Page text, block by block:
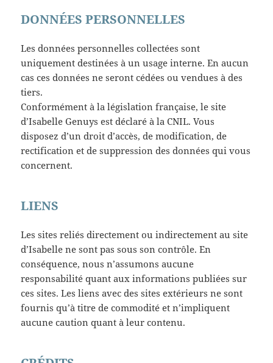
DONNÉES PERSONNELLES
Les données personnelles collectées sont
uniquement destinées à un usage interne. En aucun
cas ces données ne seront cédées ou vendues à des
tiers.
Conformément à la législation française, le site
d’Isabelle Genuys est déclaré à la CNIL. Vous
disposez d’un droit d’accès, de modification, de
rectification et de suppression des données qui vous
concernent.
LIENS
Les sites reliés directement ou indirectement au site
d’Isabelle ne sont pas sous son contrôle. En
conséquence, nous n’assumons aucune
responsabilité quant aux informations publiées sur
ces sites. Les liens avec des sites extérieurs ne sont
fournis qu’à titre de commodité et n’impliquent
aucune caution quant à leur contenu.